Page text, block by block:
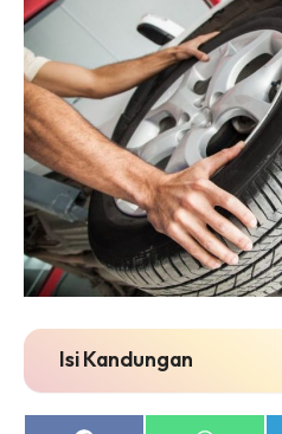
Isi Kandungan